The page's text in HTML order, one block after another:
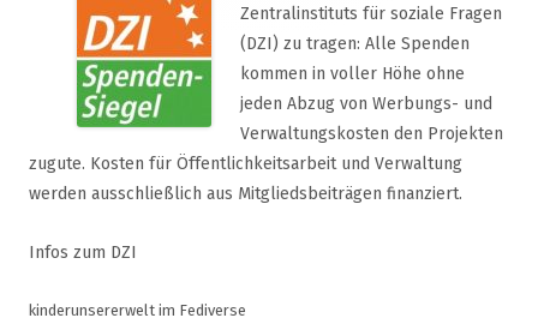
Zentralinstituts für soziale Fragen
(DZI) zu tragen: Alle Spenden
kommen in voller Höhe ohne
jeden Abzug von Werbungs- und
Verwaltungskosten den Projekten
zugute. Kosten für Öffentlichkeitsarbeit und Verwaltung
werden ausschließlich aus Mitgliedsbeiträgen finanziert.
Infos zum DZI
kinderunsererwelt im Fediverse